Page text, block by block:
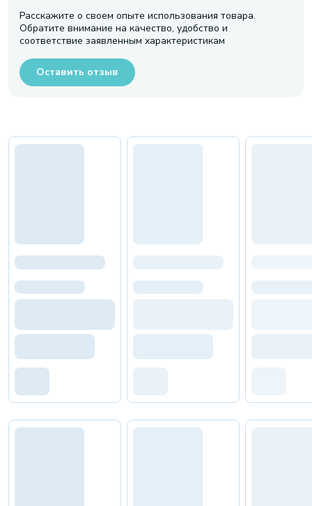
Расскажите о своем опыте использования товара.
Обратите внимание на качество, удобство и
соответствие заявленным характеристикам
Оставить отзыв